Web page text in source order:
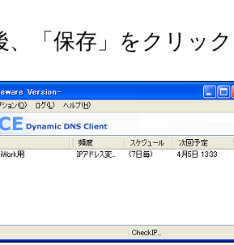
、「保存」をクリッ